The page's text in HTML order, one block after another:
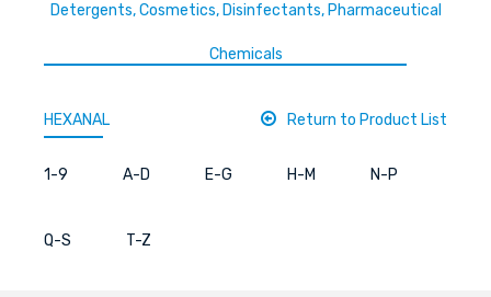
Detergents, Cosmetics, Disinfectants, Pharmaceutical
Chemicals
HEXANAL Return to Product List
1-9 A-D E-G H-M N-P
Q-S T-Z